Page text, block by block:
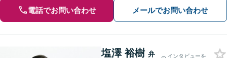
電話でお問い合わせ メールでお問い合わせ
塩澤 裕樹 弁 インタビューを